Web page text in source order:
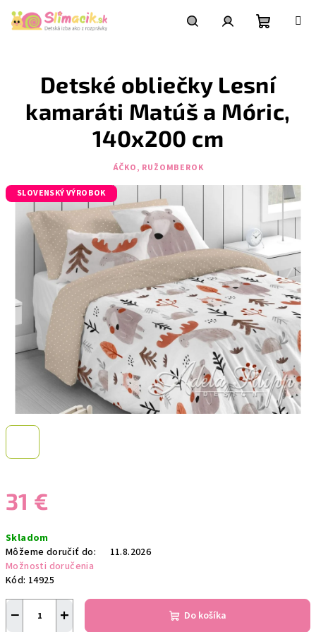
obsah
košík
31 €
cena:
Skladom
Môžeme doručiť do:
11.8.2026
Možnosti doručenia
Kód: 14925
+
− Do košíka
Detské obliečky Lesní
kamaráti Matúš a Móric,
140x200 cm
ÁČKO, RUŽOMBEROK
SLOVENSKÝ VÝROBOK